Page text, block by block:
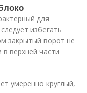
для
избегать
закрытый ворот не
верхней части
умеренно круглый,